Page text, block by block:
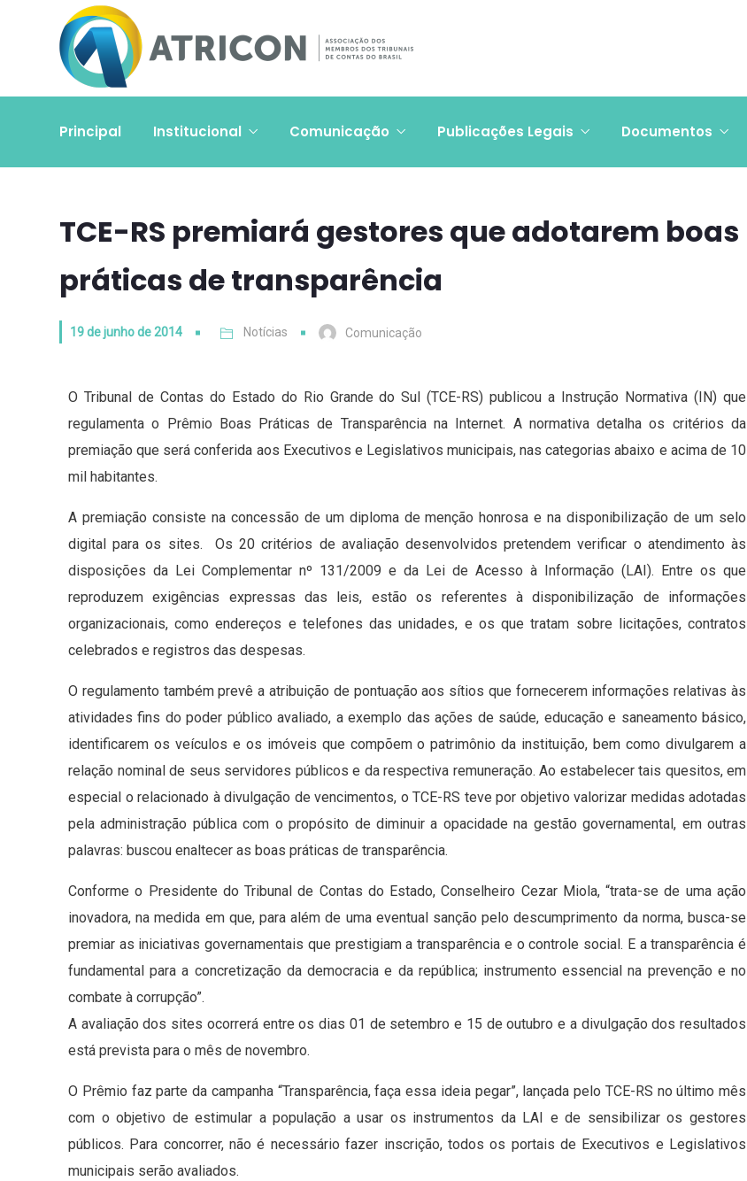
Principal Institucional Comunicação Publicações Legais Documentos
TCE-RS premiará gestores que adotarem boas
práticas de transparência
19 de junho de 2014 Notícias Comunicação
O Tribunal de Contas do Estado do Rio Grande do Sul (TCE-RS) publicou a Instrução Normativa (IN) que
regulamenta o Prêmio Boas Práticas de Transparência na Internet. A normativa detalha os critérios da
premiação que será conferida aos Executivos e Legislativos municipais, nas categorias abaixo e acima de 10
mil habitantes.
A premiação consiste na concessão de um diploma de menção honrosa e na disponibilização de um selo
digital para os sites. Os 20 critérios de avaliação desenvolvidos pretendem verificar o atendimento às
disposições da Lei Complementar nº 131/2009 e da Lei de Acesso à Informação (LAI). Entre os que
reproduzem exigências expressas das leis, estão os referentes à disponibilização de informações
organizacionais, como endereços e telefones das unidades, e os que tratam sobre licitações, contratos
celebrados e registros das despesas.
O regulamento também prevê a atribuição de pontuação aos sítios que fornecerem informações relativas às
atividades fins do poder público avaliado, a exemplo das ações de saúde, educação e saneamento básico,
identificarem os veículos e os imóveis que compõem o patrimônio da instituição, bem como divulgarem a
relação nominal de seus servidores públicos e da respectiva remuneração. Ao estabelecer tais quesitos, em
especial o relacionado à divulgação de vencimentos, o TCE-RS teve por objetivo valorizar medidas adotadas
pela administração pública com o propósito de diminuir a opacidade na gestão governamental, em outras
palavras: buscou enaltecer as boas práticas de transparência.
Conforme o Presidente do Tribunal de Contas do Estado, Conselheiro Cezar Miola, “trata-se de uma ação
inovadora, na medida em que, para além de uma eventual sanção pelo descumprimento da norma, busca-se
premiar as iniciativas governamentais que prestigiam a transparência e o controle social. E a transparência é
fundamental para a concretização da democracia e da república; instrumento essencial na prevenção e no
combate à corrupção”.
A avaliação dos sites ocorrerá entre os dias 01 de setembro e 15 de outubro e a divulgação dos resultados
está prevista para o mês de novembro.
O Prêmio faz parte da campanha “Transparência, faça essa ideia pegar”, lançada pelo TCE-RS no último mês
com o objetivo de estimular a população a usar os instrumentos da LAI e de sensibilizar os gestores
públicos. Para concorrer, não é necessário fazer inscrição, todos os portais de Executivos e Legislativos
municipais serão avaliados.